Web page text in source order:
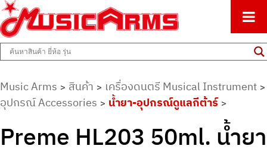
Music Arms
ศูนย์รวมครื่องดนตรีทุกชนิด ตั้งแต่เริ่มต้นถึงมืออาชีพ
Music Arms > สินค้า > เครื่องดนตรี Musical Instrument >
อุปกรณ์ Accessories > น้ำยา-อุปกรณ์ดูแลกีต้าร์>
Preme HL203 50ml. น้ำยา